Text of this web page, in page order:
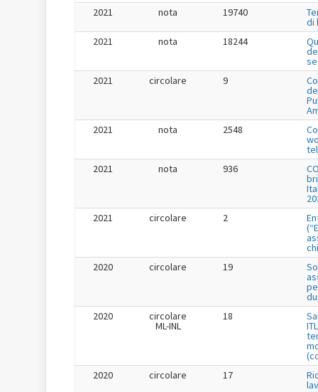
2021
nota 19740
di
2021
nota 18244
2021
circolare 9
2021
nota 2548
2021
nota 936
2021
circolare 2
2020
circolare 19
2020
circolare
ML-INL
18
2020
circolare 17